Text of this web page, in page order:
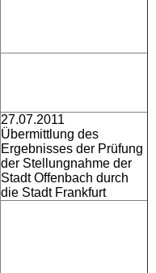
27.07.2011
Übermittlung des
Ergebnisses der Prüfung
der Stellungnahme der
Stadt Offenbach durch
die Stadt Frankfurt